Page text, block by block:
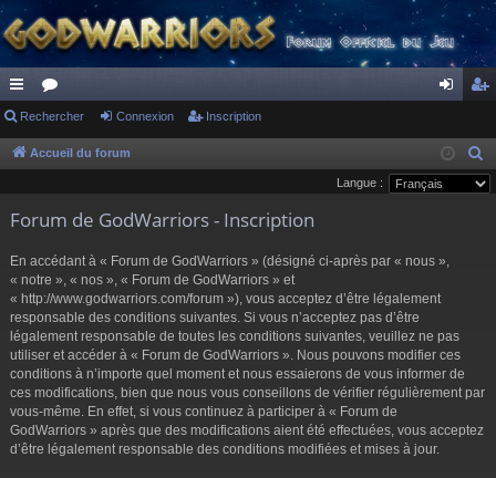
ac
co
ci
or
u
s
ne cri
pti
Rechercher Connexion Inscription
Accueil du forum
e
Langue :
Forum de GodWarriors - Inscription
En accédant à « Forum de GodWarriors » (désigné ci-après par « nous »,
« notre », « nos », « Forum de GodWarriors » et
« http://www.godwarriors.com/forum »), vous acceptez d’être légalement
responsable des conditions suivantes. Si vous n’acceptez pas d’être
légalement responsable de toutes les conditions suivantes, veuillez ne pas
utiliser et accéder à « Forum de GodWarriors ». Nous pouvons modifier ces
conditions à n’importe quel moment et nous essaierons de vous informer de
ces modifications, bien que nous vous conseillons de vérifier régulièrement par
vous-même. En effet, si vous continuez à participer à « Forum de
GodWarriors » après que des modifications aient été effectuées, vous acceptez
d’être légalement responsable des conditions modifiées et mises à jour.